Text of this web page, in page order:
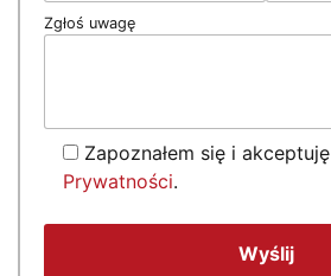
Zgłoś uwagę
Zapoznałem się i akceptuję
Prywatności.